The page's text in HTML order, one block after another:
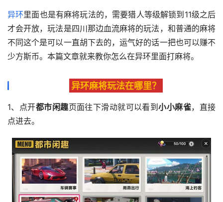
异环里面也是有麻将玩法的，需要猎人等级解锁到11级之后
才会开放，玩法是四川那边血流麻将的玩法，和普通的麻将
不同这个是可以一直胡下去的，运气好的话一把也可以赚不
少方斯币。本篇文章就来教你怎么在异环里面打麻将。
异环麻将玩法在哪里？
1、点开都市闲趣页面往下滑动就可以看到小小麻雀，直接
点进去。